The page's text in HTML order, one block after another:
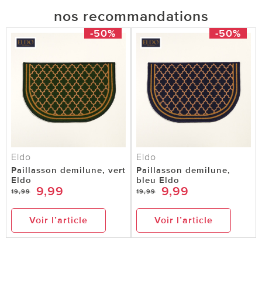
nos recommandations
-50%
Eldo
Paillasson demilune, vert
Eldo
19,99 9,99
Voir l’article
-50%
Eldo
Paillasson demilune,
bleu Eldo
19,99 9,99
Voir l’article